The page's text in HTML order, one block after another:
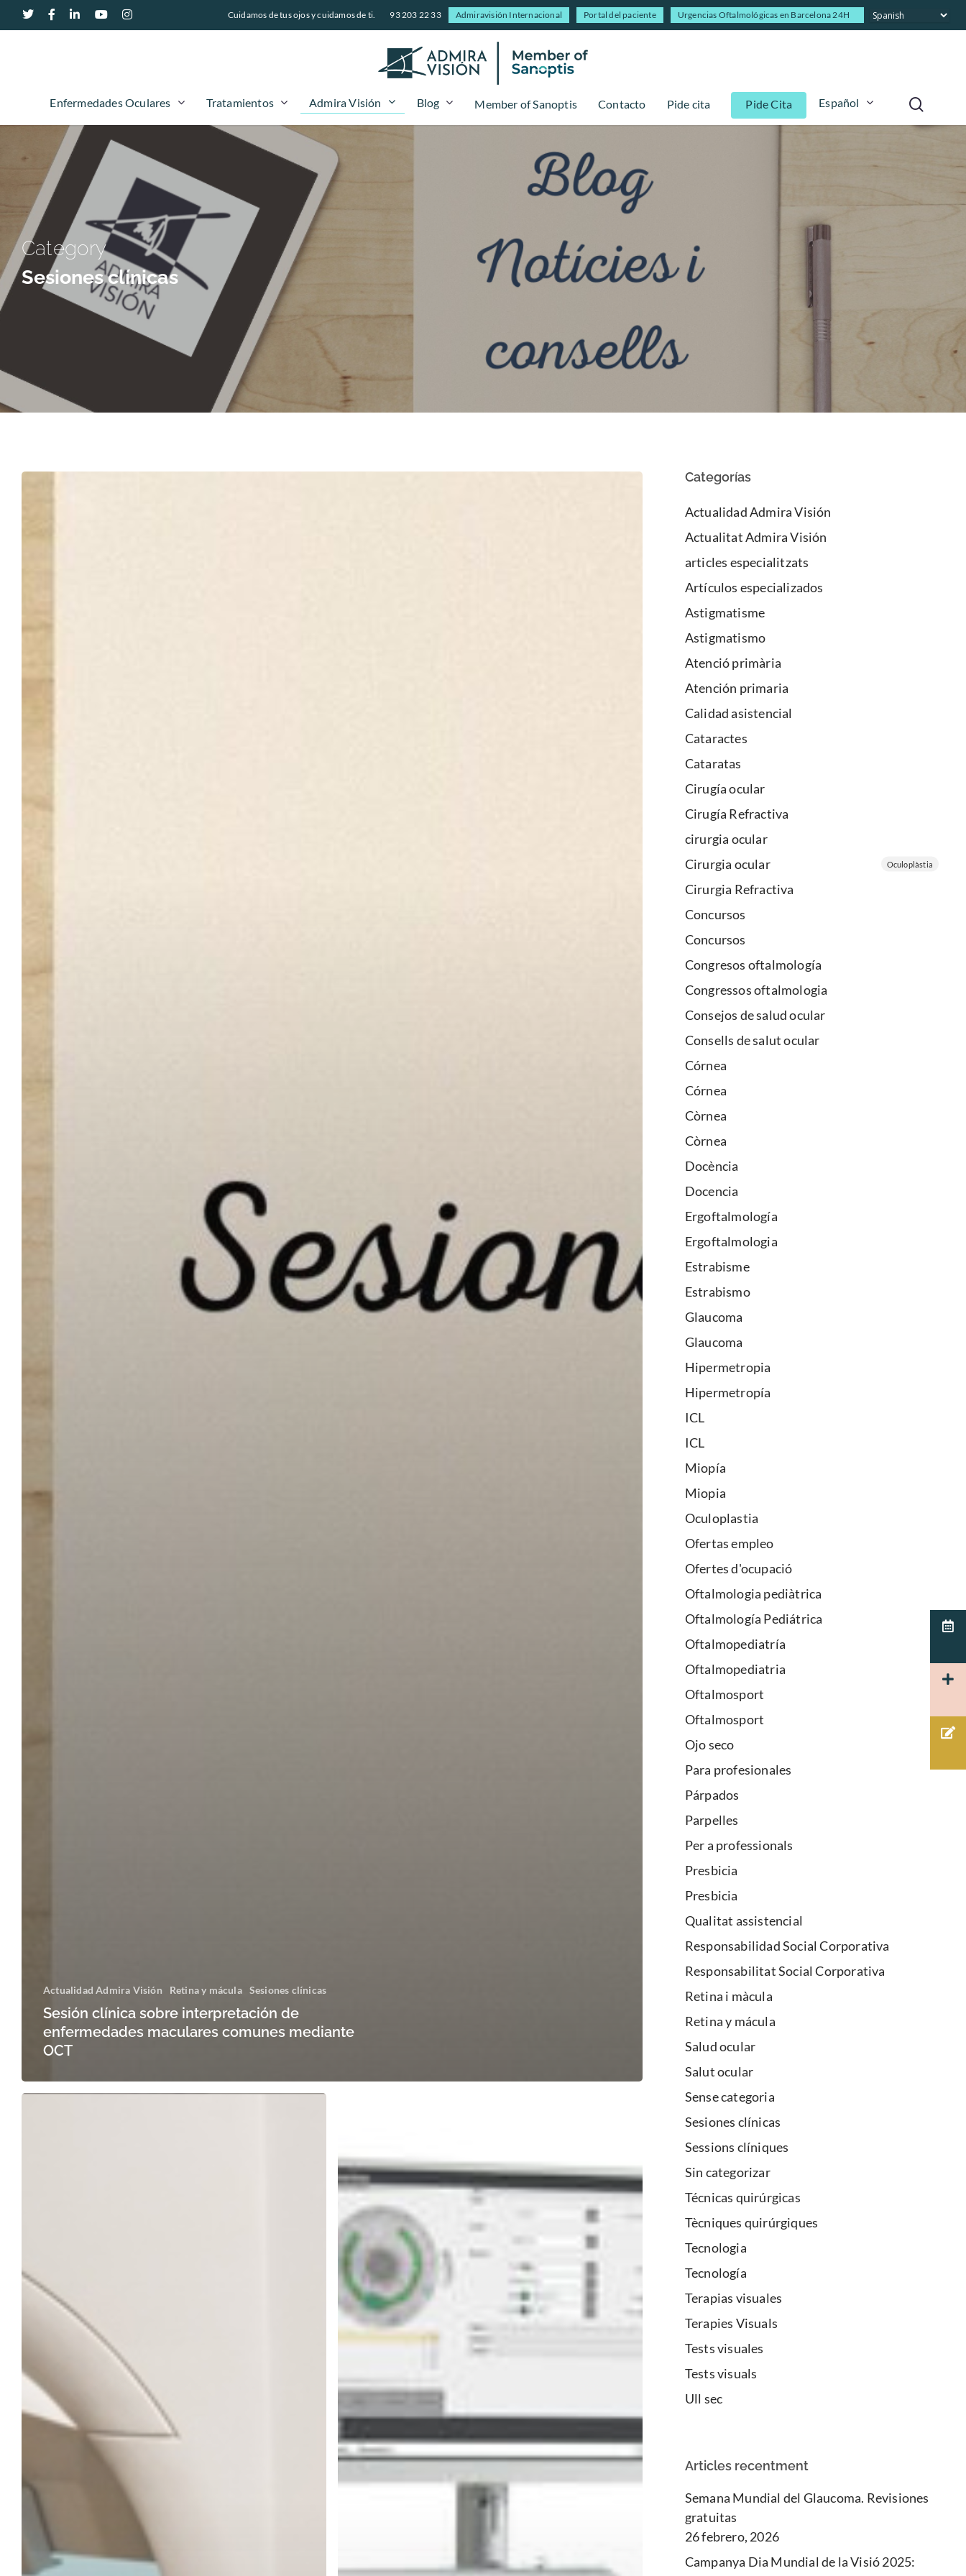
Cuidamos de tus ojos y cuidamos de ti. 93 203 22 33 Admiravisión Internacional Portal del paciente Urgencias Oftalmológicas en Barcelona 24H
Enfermedades Oculares Tratamientos Admira Visión Blog Member of Sanoptis Contacto Pide cita Pide Cita Español
Category
Sesiones clínicas
Actualidad Admira Visión Retina y mácula Sesiones clínicas
Sesión clínica sobre interpretación de
enfermedades maculares comunes mediante
OCT
Categorías
Actualidad Admira Visión
Actualitat Admira Visión
articles especialitzats
Artículos especializados
Astigmatisme
Astigmatismo
Atenció primària
Atención primaria
Calidad asistencial
Cataractes
Cataratas
Cirugía ocular
Cirugía Refractiva
cirurgia ocular
Cirurgia ocular
Oculoplàstia
Cirurgia Refractiva
Concursos
Concursos
Congresos oftalmología
Congressos oftalmologia
Consejos de salud ocular
Consells de salut ocular
Córnea
Córnea
Còrnea
Còrnea
Docència
Docencia
Ergoftalmología
Ergoftalmologia
Estrabisme
Estrabismo
Glaucoma
Glaucoma
Hipermetropia
Hipermetropía
ICL
ICL
Miopía
Miopia
Oculoplastia
Ofertas empleo
Ofertes d'ocupació
Oftalmologia pediàtrica
Oftalmología Pediátrica
Oftalmopediatría
Oftalmopediatria
Oftalmosport
Oftalmosport
Ojo seco
Para profesionales
Párpados
Parpelles
Per a professionals
Presbicia
Presbicia
Qualitat assistencial
Responsabilidad Social Corporativa
Responsabilitat Social Corporativa
Retina i màcula
Retina y mácula
Salud ocular
Salut ocular
Sense categoria
Sesiones clínicas
Sessions clíniques
Sin categorizar
Técnicas quirúrgicas
Tècniques quirúrgiques
Tecnologia
Tecnología
Terapias visuales
Terapies Visuals
Tests visuales
Tests visuals
Ull sec
Articles recentment
Semana Mundial del Glaucoma. Revisiones
gratuitas
26 febrero, 2026
Campanya Dia Mundial de la Visió 2025: